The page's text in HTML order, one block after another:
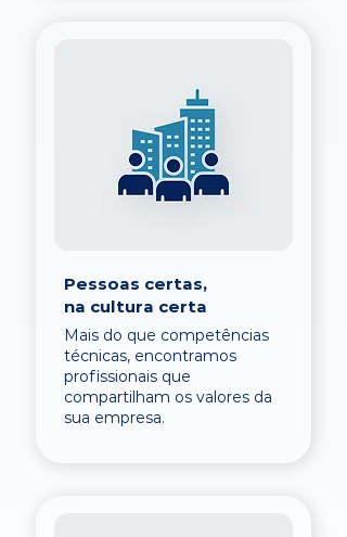
Pessoas certas,
na cultura certa
Mais do que competências
técnicas, encontramos
profissionais que
compartilham os valores da
sua empresa.